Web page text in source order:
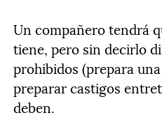
Un compañero tendrá
tiene, pero sin decirlo
prohibidos (prepara
preparar castigos
deben.